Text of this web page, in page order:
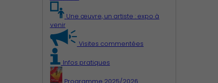
Une œuvre, un artiste : expo à
venir
Visites commentées
Infos pratiques
Programme 2025/2026